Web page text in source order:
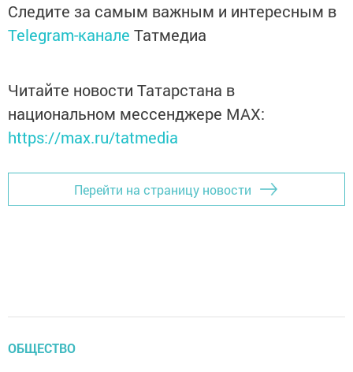
Следите за самым важным и интересным в
Telegram-канале Татмедиа
Читайте новости Татарстана в
национальном мессенджере MАХ:
https://max.ru/tatmedia
Перейти на страницу новости
ОБЩЕСТВО